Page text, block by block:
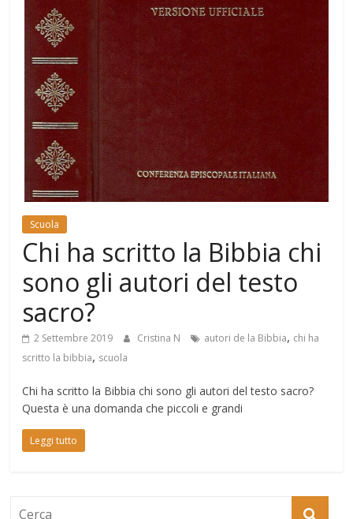
Mondo
Scuola
Chi ha scritto la Bibbia chi
sono gli autori del testo
sacro?
2 Settembre 2019 Cristina N autori de la Bibbia, chi ha
scritto la bibbia, scuola
Chi ha scritto la Bibbia chi sono gli autori del testo sacro?
Questa è una domanda che piccoli e grandi
Leggi tutto